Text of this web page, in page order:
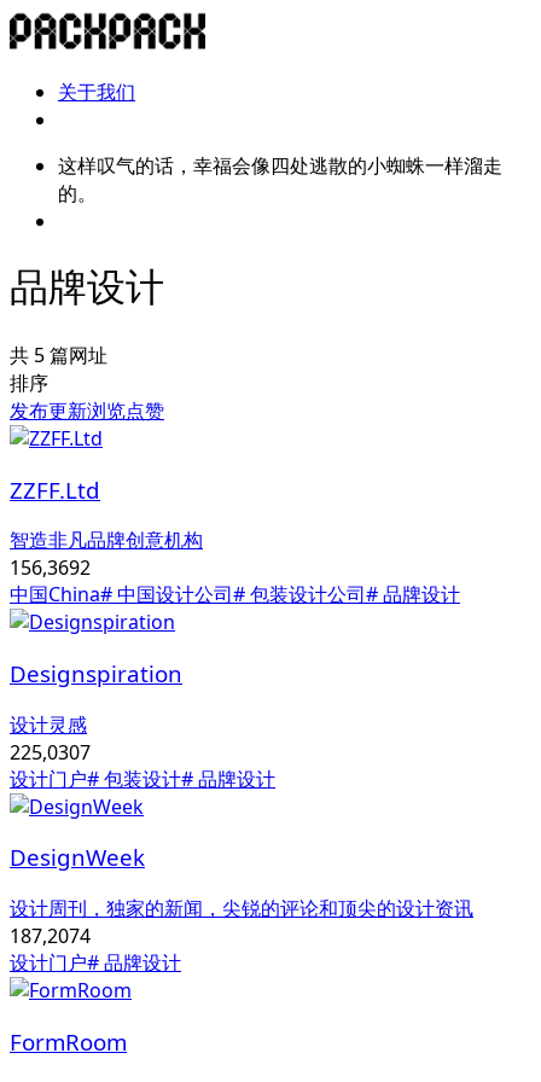
关于我们
这样叹气的话，幸福会像四处逃散的小蜘蛛一样溜走
的。
品牌设计
共 5 篇网址
排序
发布更新浏览点赞
ZZFF.Ltd
智造非凡品牌创意机构
156,3692
中国China# 中国设计公司# 包装设计公司# 品牌设计
Designspiration
设计灵感
225,0307
设计门户# 包装设计# 品牌设计
DesignWeek
设计周刊，独家的新闻，尖锐的评论和顶尖的设计资讯
187,2074
设计门户# 品牌设计
FormRoom